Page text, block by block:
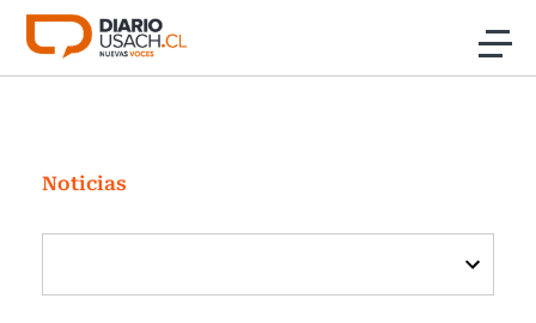
Click acá para ir directamente al contenido
Investigación
Cultura
Programas Radio y TV Usach
Noticias